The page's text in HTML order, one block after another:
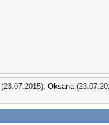
(23.07.2015), Oksana